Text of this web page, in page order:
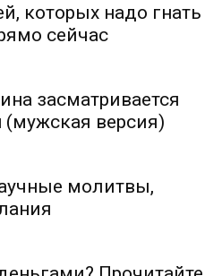
которых надо гнать
сейчас
засматривается
версия)
молитвы,